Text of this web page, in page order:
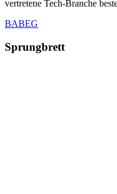
vertretene Tech-Branche
BABEG
Sprungbrett